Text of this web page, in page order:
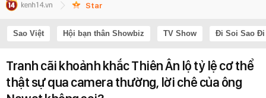
Star
Sao Việt Hội bạn thân Showbiz TV Show Đi Soi Sao Đi
Tranh cãi khoảnh khắc Thiên Ân lộ tỷ lệ cơ thể
thật sự qua camera thường, lời chê của ông